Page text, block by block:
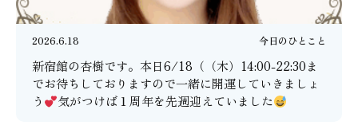
2026.6.18 今日のひとこと
新宿館の杏樹です。本日6/18（（木）14:00-22:30ま
でお待ちしておりますので一緒に開運していきましょ
う
気がつけば１周年を先週迎えていました